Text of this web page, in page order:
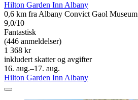
Hilton Garden Inn Albany
0,6 km fra Albany Convict Gaol Museum
9,0/10
Fantastisk
(446 anmeldelser)
1 368 kr
inkludert skatter og avgifter
16. aug.–17. aug.
Hilton Garden Inn Albany